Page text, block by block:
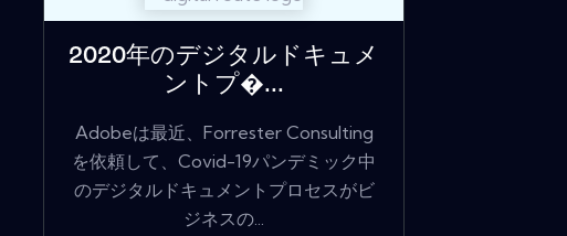
2020年のデジタルドキュメ
ントプ�...
Adobeは最近、Forrester Consulting
を依頼して、Covid-19パンデミック中
のデジタルドキュメントプロセスがビ
ジネスの...